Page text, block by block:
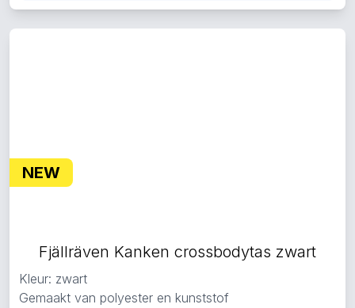
NEW
Fjällräven Kanken crossbodytas zwart
Kleur: zwart
Gemaakt van polyester en kunststof